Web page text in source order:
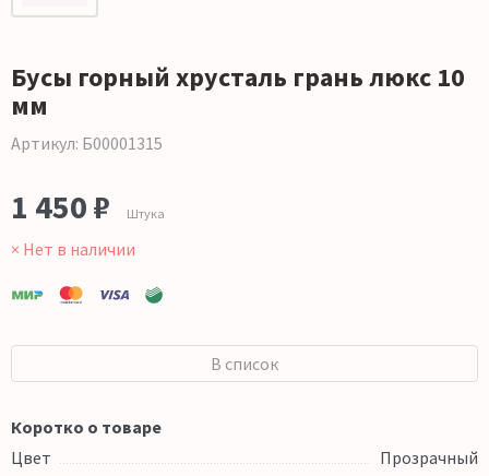
Бусы горный хрусталь грань люкс 10
мм
Артикул: Б00001315
1 450 ₽ Штука
× Нет в наличии
В список
Коротко о товаре
Цвет
Прозрачный